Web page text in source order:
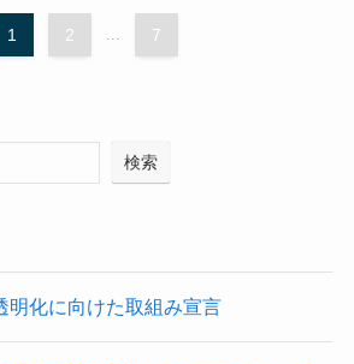
1 2 ... 7
検索
明化に向けた取組み宣言